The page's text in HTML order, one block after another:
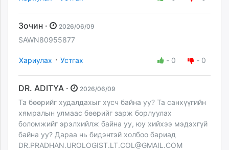
Зочин · 2026/06/09
SAWN80955877
Хариулах · Устгах - 0 - 0
DR. ADITYA · 2026/06/09
Та бөөрийг худалдахыг хүсч байна уу? Та санхүүгийн
хямралын улмаас бөөрийг зарж борлуулах
боломжийг эрэлхийлж байна уу, юу хийхээ мэдэхгүй
байна уу? Дараа нь бидэнтэй холбоо бариад
DR.PRADHAN.UROLOGIST.LT.COL@GMAIL.COM